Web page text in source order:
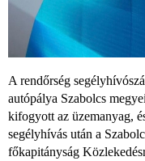
A rendőrség
autópálya Szabolcs
kifogyott az üzemanyag,
segélyhívás után a
főkapitányság